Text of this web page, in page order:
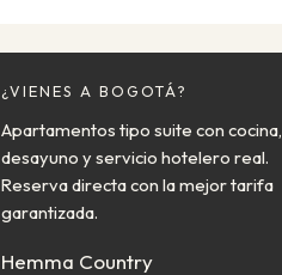
¿VIENES A BOGOTÁ?
Apartamentos tipo suite con cocina,
desayuno y servicio hotelero real.
Reserva directa con la mejor tarifa
garantizada.
Hemma Country